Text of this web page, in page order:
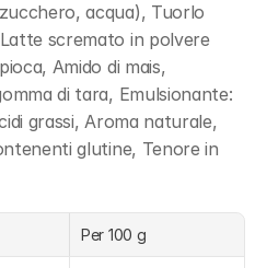
acqua), Tuorlo
scremato in polvere
Amido di mais,
di tara, Emulsionante:
grassi, Aroma naturale,
glutine, Tenore in
Per 100 g